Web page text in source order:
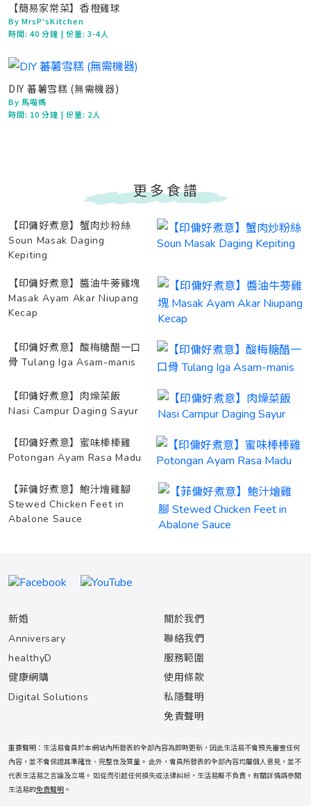
【簡易家常菜】香橙雞球
By MrsP'sKitchen
時間:40 分鐘 | 份量: 3-4人
DIY 蕃薯雪糕 (無需機器)
By 馬喵媽
時間: 10 分鐘 | 份量: 2人
更多食譜
【印傭好煮意】蟹肉炒粉絲
Soun Masak Daging
Kepiting
【印傭好煮意】醬油牛蒡雞塊
Masak Ayam Akar Niupang
Kecap
【印傭好煮意】酸梅糖醋一口
骨 Tulang Iga Asam-manis
【印傭好煮意】肉燥菜飯
Nasi Campur Daging Sayur
【印傭好煮意】蜜味棒棒雞
Potongan Ayam Rasa Madu
【菲傭好煮意】鮑汁燴雞腳
Stewed Chicken Feet in
Abalone Sauce
新婚
Anniversary
healthyD
健康網購
Digital Solutions
關於我們
聯絡我們
服務範圍
使用條款
私隱聲明
免責聲明
重要聲明：生活易會員於本網站內所發表的全部內容為即時更新，因此生活易不會預先審查任何
內容，並不會保證其準確性、完整性及質量。 此外，會員所發表的全部內容均屬個人意見，並不
代表生活易之言論及立場。 如從而引起任何損失或法律糾紛，生活易概不負責。有關詳情請參閱
生活易的免責聲明 。